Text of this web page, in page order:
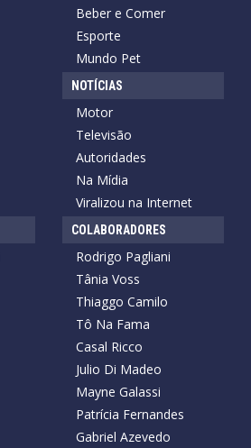
Beber e Comer
Esporte
Mundo Pet
NOTÍCIAS
Motor
Televisão
Autoridades
Na Mídia
Viralizou na Internet
COLABORADORES
Rodrigo Pagliani
Tânia Voss
Thiaggo Camilo
Tô Na Fama
Casal Ricco
Julio Di Madeo
Mayne Galassi
Patrícia Fernandes
Gabriel Azevedo